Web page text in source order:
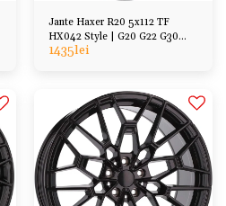
Jante Haxer R20 5x112 TF
HX042 Style | G20 G22 G30
G32 G11 G70 G01 G02
1435lei